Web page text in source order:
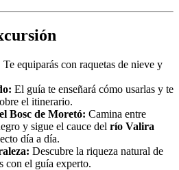
Te equiparás con raquetas de nieve y
El guía te enseñará cómo usarlas y te
el itinerario.
Bosc de Moretó: Camina entre
y sigue el cauce del río Valira
día a día.
Descubre la riqueza natural de
con el guía experto.